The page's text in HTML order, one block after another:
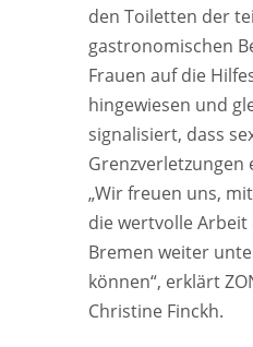
den Toiletten der
gastronomischen
Frauen auf die
hingewiesen und
signalisiert, dass
Grenzverletzungen
„Wir freuen uns,
die wertvolle
Bremen weiter
können“, erklärt
Christine Finckh.